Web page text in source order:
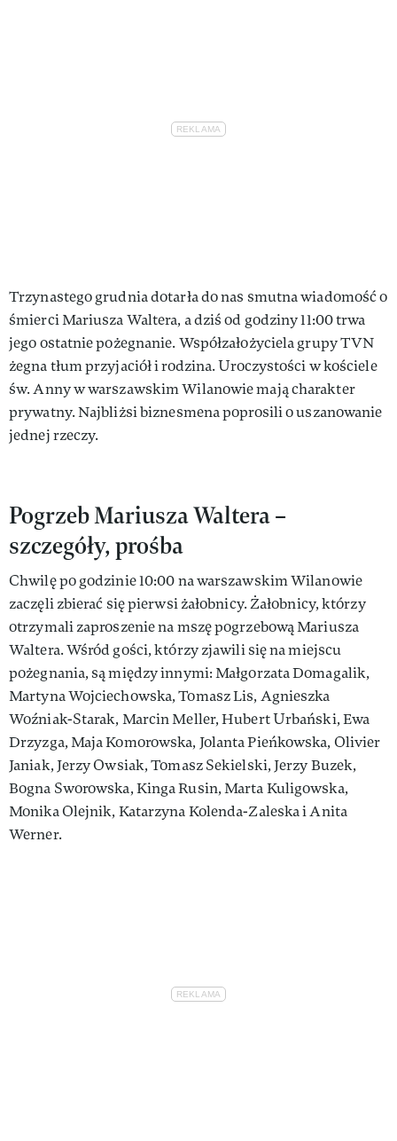
Trzynastego grudnia dotarła do nas smutna wiadomość o
śmierci Mariusza Waltera, a dziś od godziny 11:00 trwa
jego ostatnie pożegnanie. Współzałożyciela grupy TVN
żegna tłum przyjaciół i rodzina. Uroczystości w kościele
św. Anny w warszawskim Wilanowie mają charakter
prywatny. Najbliżsi biznesmena poprosili o uszanowanie
jednej rzeczy.
Pogrzeb Mariusza Waltera –
szczegóły, prośba
Chwilę po godzinie 10:00 na warszawskim Wilanowie
zaczęli zbierać się pierwsi żałobnicy. Żałobnicy, którzy
otrzymali zaproszenie na mszę pogrzebową Mariusza
Waltera. Wśród gości, którzy zjawili się na miejscu
pożegnania, są między innymi: Małgorzata Domagalik,
Martyna Wojciechowska, Tomasz Lis, Agnieszka
Woźniak-Starak, Marcin Meller, Hubert Urbański, Ewa
Drzyzga, Maja Komorowska, Jolanta Pieńkowska, Olivier
Janiak, Jerzy Owsiak, Tomasz Sekielski, Jerzy Buzek,
Bogna Sworowska, Kinga Rusin, Marta Kuligowska,
Monika Olejnik, Katarzyna Kolenda-Zaleska i Anita
Werner.